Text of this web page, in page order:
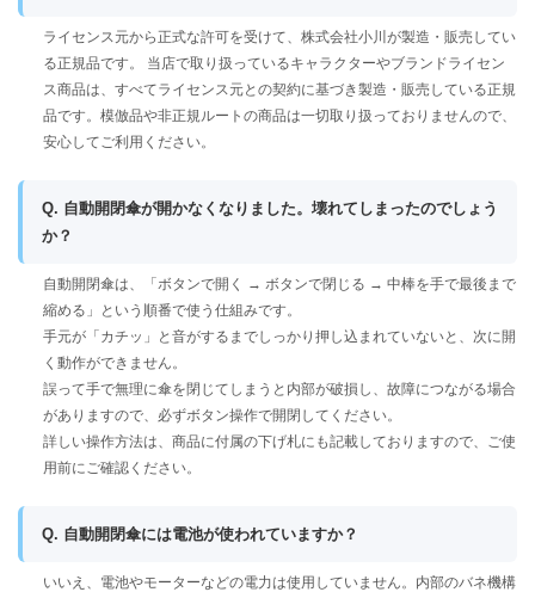
ライセンス元から正式な許可を受けて、株式会社小川が製造・販売してい
る正規品です。 当店で取り扱っているキャラクターやブランドライセン
ス商品は、すべてライセンス元との契約に基づき製造・販売している正規
品です。模倣品や非正規ルートの商品は一切取り扱っておりませんので、
安心してご利用ください。
Q. 自動開閉傘が開かなくなりました。壊れてしまったのでしょう
か？
自動開閉傘は、「ボタンで開く → ボタンで閉じる → 中棒を手で最後まで
縮める」という順番で使う仕組みです。
手元が「カチッ」と音がするまでしっかり押し込まれていないと、次に開
く動作ができません。
誤って手で無理に傘を閉じてしまうと内部が破損し、故障につながる場合
がありますので、必ずボタン操作で開閉してください。
詳しい操作方法は、商品に付属の下げ札にも記載しておりますので、ご使
用前にご確認ください。
Q. 自動開閉傘には電池が使われていますか？
いいえ、電池やモーターなどの電力は使用していません。内部のバネ機構